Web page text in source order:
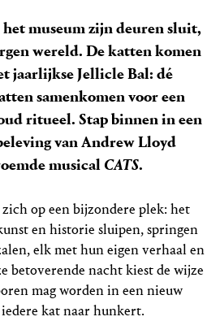
het museum zijn deuren sluit,
wereld. De katten komen
jaarlijkse Jellicle Bal: dé
samenkomen voor een
ritueel. Stap binnen in een
van Andrew Lloyd
musical CATS.
op een bijzondere plek: het
en historie sluipen, springen
elk met hun eigen verhaal en
betoverende nacht kiest de wijze
mag worden in een nieuw
kat naar hunkert.